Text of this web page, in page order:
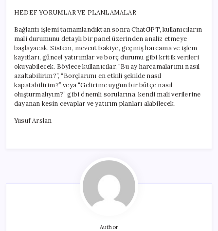
HEDEF YORUMLAR VE PLANLAMALAR
Bağlantı işlemi tamamlandıktan sonra ChatGPT, kullanıcıların
mali durumunu detaylı bir panel üzerinden analiz etmeye
başlayacak. Sistem, mevcut bakiye, geçmiş harcama ve işlem
kayıtları, güncel yatırımlar ve borç durumu gibi kritik verileri
okuyabilecek. Böylece kullanıcılar, “Bu ay harcamalarımı nasıl
azaltabilirim?”, “Borçlarımı en etkili şekilde nasıl
kapatabilirim?” veya “Gelirime uygun bir bütçe nasıl
oluşturmalıyım?” gibi önemli sorularına, kendi mali verilerine
dayanan kesin cevaplar ve yatırım planları alabilecek.
Yusuf Arslan
Author